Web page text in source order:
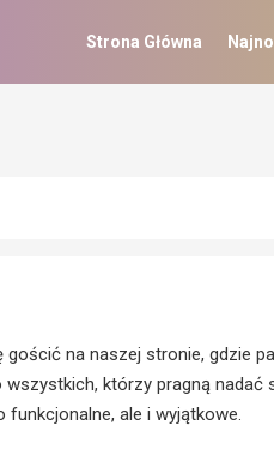
Strona Główna
gościć na naszej stronie, gdzie
którzy pragną
funkcjonalne, ale i wyjątkowe.